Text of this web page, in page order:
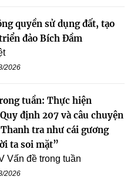
quyền sử dụng đất, tạo
đảo Bích Đầm
2026
tuần: Thực hiện
định 207 và câu chuyện
tra như cái gương
ta soi mặt”
Vấn đề trong tuần
2026